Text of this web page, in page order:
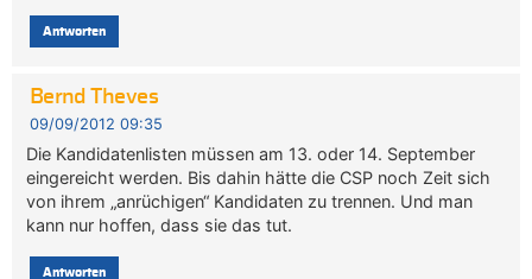
Antworten
Bernd Theves
09/09/2012 09:35
Die Kandidatenlisten müssen am 13. oder 14. September
eingereicht werden. Bis dahin hätte die CSP noch Zeit sich
von ihrem „anrüchigen“ Kandidaten zu trennen. Und man
kann nur hoffen, dass sie das tut.
Antworten